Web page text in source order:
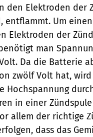
den Elektroden der
entflammt. Um einen
Elektroden der
man
Da die Batterie
zwölf Volt hat,
Hochspannung
in einer
allem der richtige
dass das